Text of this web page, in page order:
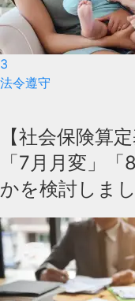
3
法令遵守
【社会保険算
「7月月変」
かを検討しま